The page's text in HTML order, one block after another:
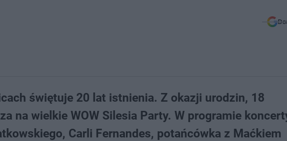
świętuje 20 lat istnienia. Z okazji urodzin, 18
na wielkie WOW Silesia Party. W programie
Carli Fernandes, potańcówka z Maćkiem